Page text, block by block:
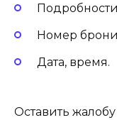
Номер
Дата, время.
Оставить